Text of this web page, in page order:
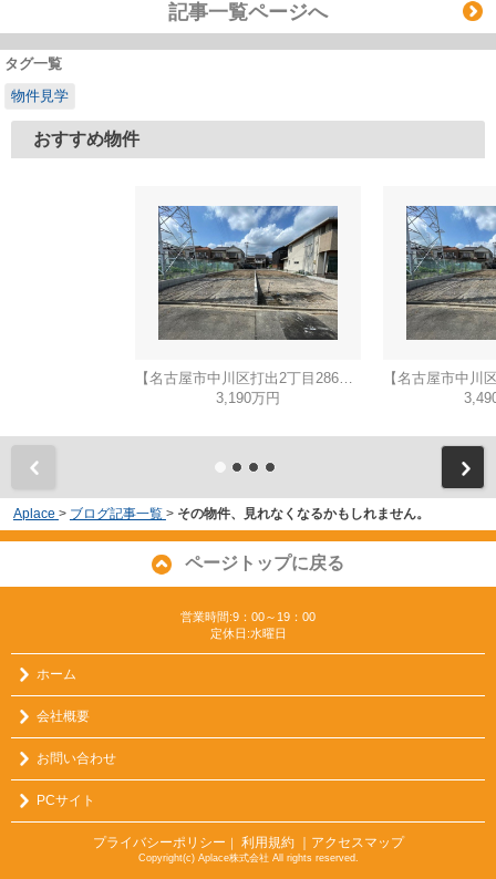
記事一覧ページへ
タグ一覧
物件見学
おすすめ物件
【名古屋市中川区打出2丁目286新築戸建A号棟】仲介手数料無料！荒子小学校・一柳中学校
3,190万円
Aplace > ブログ記事一覧 > その物件、見れなくなるかもしれません。
ページトップに戻る
営業時間:9：00～19：00
定休日:水曜日
ホーム
会社概要
お問い合わせ
PCサイト
プライバシーポリシー 利用規約 ｜アクセスマップ
Copyright(c) Aplace株式会社 All rights reserved.